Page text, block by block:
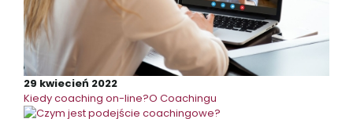
29 kwiecień 2022
Kiedy coaching on-line?O Coachingu